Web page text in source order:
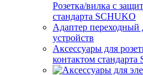
Розетка/вилка с
стандарта SCHUKO
Адаптер переходный
устройств
Аксессуары для
контактом